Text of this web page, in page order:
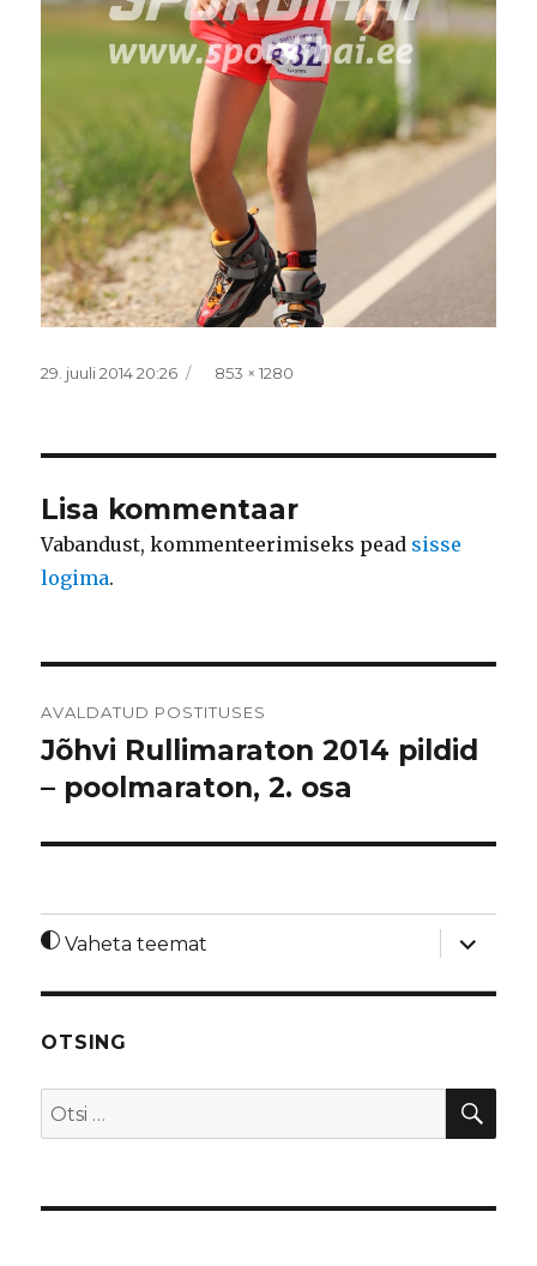
Postitatud
29. juuli 2014 20:26 Täissuurus
853 × 1280
Lisa kommentaar
Vabandust, kommenteerimiseks pead sisse
logima.
AVALDATUD POSTITUSES
Jõhvi Rullimaraton 2014 pildid
– poolmaraton, 2. osa
Vaheta teemat
laienda
OTSING
Otsi: